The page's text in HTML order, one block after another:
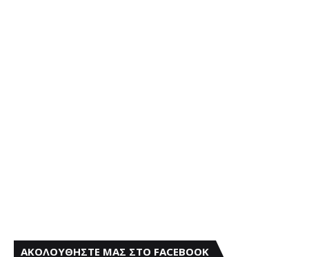
ΑΚΟΛΟΥΘΗΣΤΕ ΜΑΣ ΣΤΟ FACEBOOK